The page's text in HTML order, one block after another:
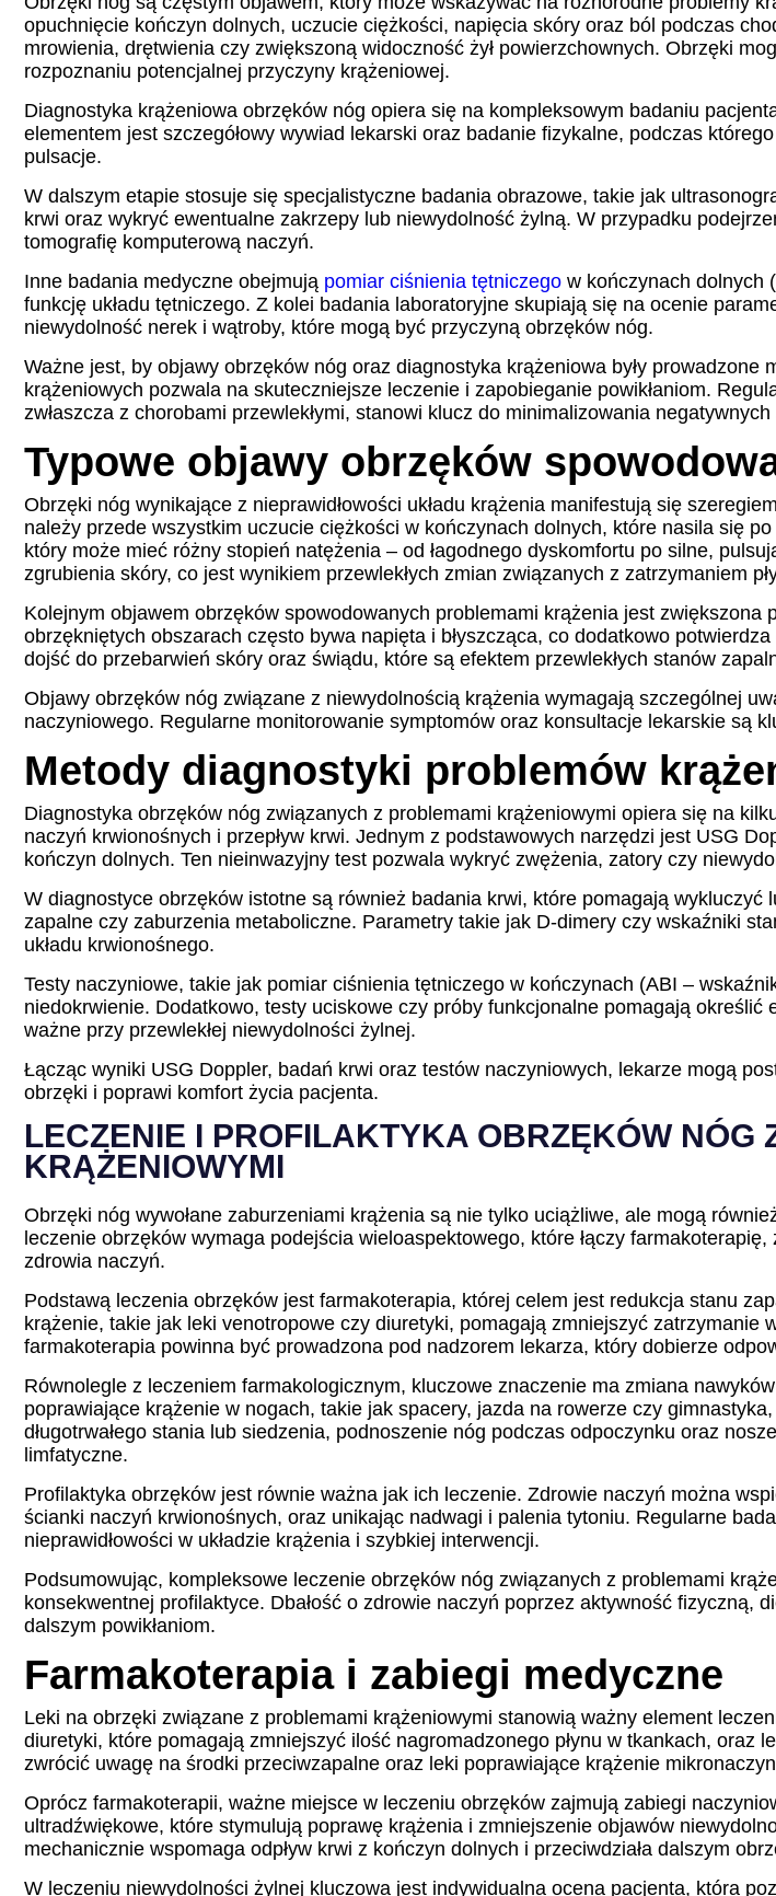
opuchnięcie kończyn dolnych, uczucie ciężkości, napięcia skóry oraz ból podczas
mrowienia, drętwienia czy zwiększoną widoczność żył powierzchownych. Obrzęki
rozpoznaniu potencjalnej przyczyny krążeniowej.
Diagnostyka krążeniowa obrzęków nóg opiera się na kompleksowym badaniu
elementem jest szczegółowy wywiad lekarski oraz badanie fizykalne, podczas
pulsacje.
W dalszym etapie stosuje się specjalistyczne badania obrazowe, takie jak
krwi oraz wykryć ewentualne zakrzepy lub niewydolność żylną. W przypadku
tomografię komputerową naczyń.
Inne badania medyczne obejmują pomiar ciśnienia tętniczego w kończynach dolnych
funkcję układu tętniczego. Z kolei badania laboratoryjne skupiają się na ocenie
niewydolność nerek i wątroby, które mogą być przyczyną obrzęków nóg.
Ważne jest, by objawy obrzęków nóg oraz diagnostyka krążeniowa były
krążeniowych pozwala na skuteczniejsze leczenie i zapobieganie powikłaniom.
zwłaszcza z chorobami przewlekłymi, stanowi klucz do minimalizowania
Typowe objawy obrzęków
Obrzęki nóg wynikające z nieprawidłowości układu krążenia manifestują się szeregiem
należy przede wszystkim uczucie ciężkości w kończynach dolnych, które nasila się
który może mieć różny stopień natężenia – od łagodnego dyskomfortu po silne,
zgrubienia skóry, co jest wynikiem przewlekłych zmian związanych z zatrzymaniem
Kolejnym objawem obrzęków spowodowanych problemami krążenia jest
obrzękniętych obszarach często bywa napięta i błyszcząca, co dodatkowo
dojść do przebarwień skóry oraz świądu, które są efektem przewlekłych stanów
Objawy obrzęków nóg związane z niewydolnością krążenia wymagają szczególnej
naczyniowego. Regularne monitorowanie symptomów oraz konsultacje lekarskie są
Metody diagnostyki problemów
Diagnostyka obrzęków nóg związanych z problemami krążeniowymi opiera się na
naczyń krwionośnych i przepływ krwi. Jednym z podstawowych narzędzi jest USG
kończyn dolnych. Ten nieinwazyjny test pozwala wykryć zwężenia, zatory czy
W diagnostyce obrzęków istotne są również badania krwi, które pomagają
zapalne czy zaburzenia metaboliczne. Parametry takie jak D-dimery czy wskaźniki
układu krwionośnego.
Testy naczyniowe, takie jak pomiar ciśnienia tętniczego w kończynach (ABI –
niedokrwienie. Dodatkowo, testy uciskowe czy próby funkcjonalne pomagają określić
ważne przy przewlekłej niewydolności żylnej.
Łącząc wyniki USG Doppler, badań krwi oraz testów naczyniowych, lekarze mogą
obrzęki i poprawi komfort życia pacjenta.
LECZENIE I PROFILAKTYKA OBRZĘKÓW NÓG
KRĄŻENIOWYMI
Obrzęki nóg wywołane zaburzeniami krążenia są nie tylko uciążliwe, ale mogą
leczenie obrzęków wymaga podejścia wieloaspektowego, które łączy
zdrowia naczyń.
Podstawą leczenia obrzęków jest farmakoterapia, której celem jest redukcja stanu
krążenie, takie jak leki venotropowe czy diuretyki, pomagają zmniejszyć zatrzymanie
farmakoterapia powinna być prowadzona pod nadzorem lekarza, który dobierze
Równolegle z leczeniem farmakologicznym, kluczowe znaczenie ma zmiana
poprawiające krążenie w nogach, takie jak spacery, jazda na rowerze czy
długotrwałego stania lub siedzenia, podnoszenie nóg podczas odpoczynku oraz
limfatyczne.
Profilaktyka obrzęków jest równie ważna jak ich leczenie. Zdrowie naczyń można
ścianki naczyń krwionośnych, oraz unikając nadwagi i palenia tytoniu. Regularne
nieprawidłowości w układzie krążenia i szybkiej interwencji.
Podsumowując, kompleksowe leczenie obrzęków nóg związanych z problemami
konsekwentnej profilaktyce. Dbałość o zdrowie naczyń poprzez aktywność
dalszym powikłaniom.
Farmakoterapia i zabiegi medyczne
Leki na obrzęki związane z problemami krążeniowymi stanowią ważny element
diuretyki, które pomagają zmniejszyć ilość nagromadzonego płynu w tkankach, oraz
zwrócić uwagę na środki przeciwzapalne oraz leki poprawiające krążenie
Oprócz farmakoterapii, ważne miejsce w leczeniu obrzęków zajmują zabiegi
ultradźwiękowe, które stymulują poprawę krążenia i zmniejszenie objawów
mechanicznie wspomaga odpływ krwi z kończyn dolnych i przeciwdziała dalszym
W leczeniu niewydolności żylnej kluczowa jest indywidualna ocena pacjenta, która